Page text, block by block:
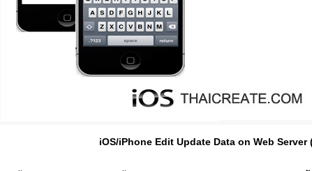
iOS/iPhone Edit Update Data on Web Server